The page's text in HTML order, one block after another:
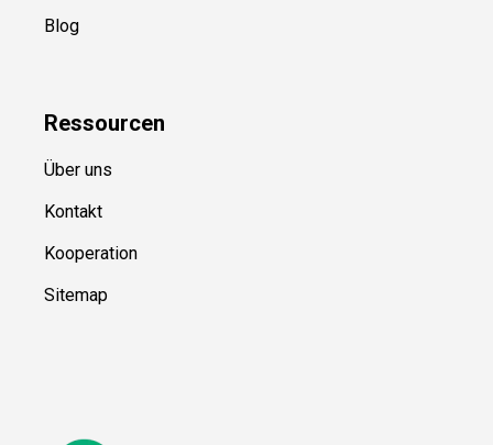
Blog
Ressourcen
Über uns
Kontakt
Kooperation
Sitemap